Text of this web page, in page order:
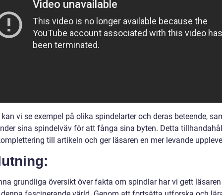
vi se exempel på olika spindelarter och deras beteende,
sina spindelväv för att fånga sina byten. Detta
till artikeln och ger läsaren en mer levande
grundliga översikt över fakta om spindlar har vi gett